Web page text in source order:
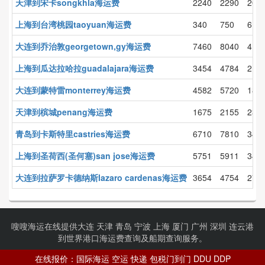
上海到台湾桃园taoyuan海运费
340 750
6
大连到乔治敦georgetown,gy海运费
7460 8040
41
上海到瓜达拉哈拉guadalajara海运费
3454 4784
21
大连到蒙特雷monterrey海运费
4582 5720
18
天津到槟城penang海运费
1675 2155
23
青岛到卡斯特里castries海运费
6710 7810
34
上海到圣荷西(圣何塞)san jose海运费
5751 5911
34
大连到拉萨罗卡德纳斯lazaro cardenas海运费 3654 4754 27
嗖嗖海运在线提供大连 天津 青岛 宁波 上海 厦门 广州 深圳 连云港
到世界港口海运费查询及船期查询服务。
© Copyright 2016-2020 信达海新国际物流. All Rights Reserved.
在线报价：国际海运 空运 快递 包税门到门 DDU DDP